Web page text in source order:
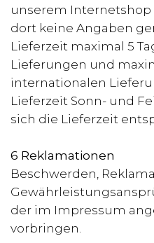
unserem
dort keine Angaben
Lieferzeit maximal 5
Lieferungen und
internationalen
Lieferzeit Sonn- und
sich die Lieferzeit
6 Reklamationen
Beschwerden,
der im Impressum
vorbringen.